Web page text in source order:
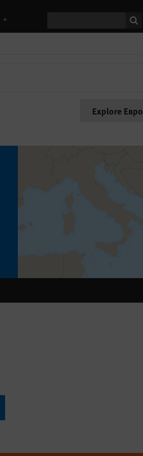
languages
Explore